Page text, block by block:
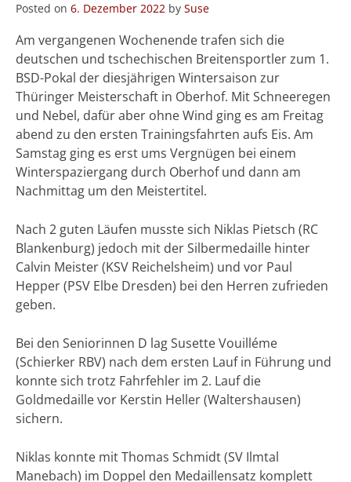
Posted on 6. Dezember 2022 by Suse
Am vergangenen Wochenende trafen sich die
deutschen und tschechischen Breitensportler zum 1.
BSD-Pokal der diesjährigen Wintersaison zur
Thüringer Meisterschaft in Oberhof. Mit Schneeregen
und Nebel, dafür aber ohne Wind ging es am Freitag
abend zu den ersten Trainingsfahrten aufs Eis. Am
Samstag ging es erst ums Vergnügen bei einem
Winterspaziergang durch Oberhof und dann am
Nachmittag um den Meistertitel.
Nach 2 guten Läufen musste sich Niklas Pietsch (RC
Blankenburg) jedoch mit der Silbermedaille hinter
Calvin Meister (KSV Reichelsheim) und vor Paul
Hepper (PSV Elbe Dresden) bei den Herren zufrieden
geben.
Bei den Seniorinnen D lag Susette Vouilléme
(Schierker RBV) nach dem ersten Lauf in Führung und
konnte sich trotz Fahrfehler im 2. Lauf die
Goldmedaille vor Kerstin Heller (Waltershausen)
sichern.
Niklas konnte mit Thomas Schmidt (SV Ilmtal
Manebach) im Doppel den Medaillensatz komplett